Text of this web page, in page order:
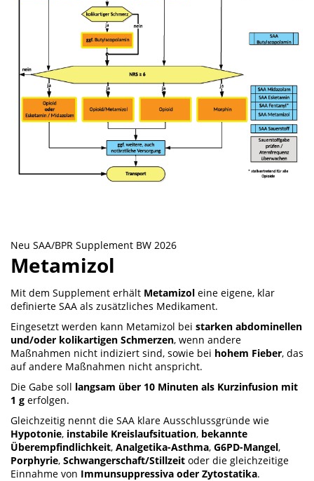
Neu SAA/BPR Supplement BW 2026
Metamizol
Mit dem Supplement erhält Metamizol eine eigene, klar
definierte SAA als zusätzliches Medikament.
Eingesetzt werden kann Metamizol bei starken abdominellen
und/oder kolikartigen Schmerzen, wenn andere
Maßnahmen nicht indiziert sind, sowie bei hohem Fieber, das
auf andere Maßnahmen nicht anspricht.
Die Gabe soll langsam über 10 Minuten als Kurzinfusion mit
1 g erfolgen.
Gleichzeitig nennt die SAA klare Ausschlussgründe wie
Hypotonie, instabile Kreislaufsituation, bekannte
Überempfindlichkeit, Analgetika-Asthma, G6PD-Mangel,
Porphyrie, Schwangerschaft/Stillzeit oder die gleichzeitige
Einnahme von Immunsuppressiva oder Zytostatika.